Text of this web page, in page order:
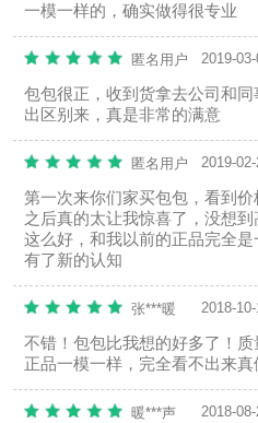
一模一样的，确实做得很专业
匿名用户 2019-
包包很正，收到货拿去公司和
出区别来，真是非常的满意
匿名用户 2019-
第一次来你们家买包包，看到
之后真的太让我惊喜了，没想
这么好，和我以前的正品完全
有了新的认知
张***暖 2018-
不错！包包比我想的好多了！
正品一模一样，完全看不出来真
暖***声 2018-